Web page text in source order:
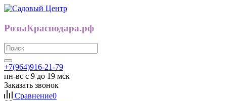
РозыКраснодара.рф
+7(964)916-21-79
пн-вс с 9 до 19 мск
Заказать звонок
Сравнение0